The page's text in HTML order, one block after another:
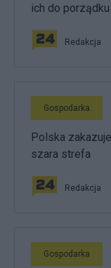
ich do
Redakcja
Gospodarka
Polska
szara strefa
Redakcja
Gospodarka